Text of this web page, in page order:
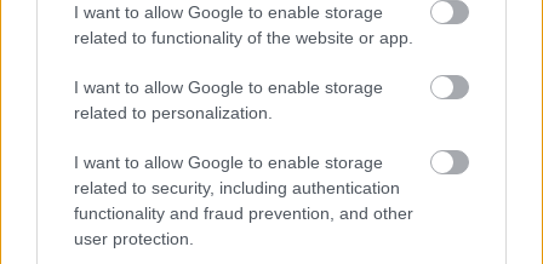
I want to allow Google to enable storage
related to functionality of the website or app.
I want to allow Google to enable storage
related to personalization.
I want to allow Google to enable storage
related to security, including authentication
functionality and fraud prevention, and other
user protection.
LKS Hucina - wszystkie powiązane newsy
Asseco Resovia| Developres Rzeszów |ITA TOOLS Stal Mielec
Cellfast Wilki Krosno| Texom Stal Rzeszów|Stal Mielec
Motor Lublin|Stal Rzeszów| Stal Stalowa Wola|Wisła Kraków
Resovia|Wieczysta Kraków